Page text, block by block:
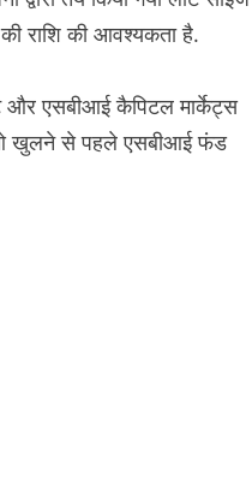
राशि की आवश्यकता है.
और एसबीआई कैपिटल मार्केट्स
खुलने से पहले एसबीआई फंड